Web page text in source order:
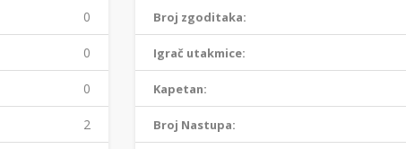
0
0
0
2
Broj zgoditaka:
Igrač utakmice:
Kapetan:
Broj Nastupa: